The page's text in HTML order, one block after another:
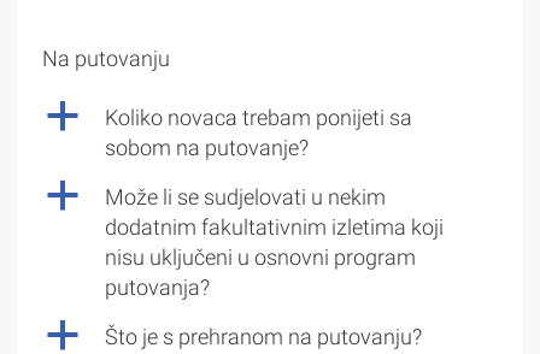
Na putovanju
a
Koliko novaca trebam ponijeti sa
sobom na putovanje?
a
Može li se sudjelovati u nekim
dodatnim fakultativnim izletima koji
nisu uključeni u osnovni program
putovanja?
a Što je s prehranom na putovanju?